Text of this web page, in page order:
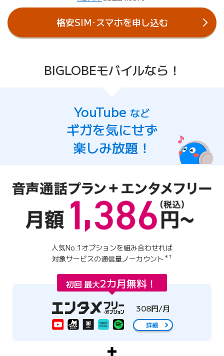
格安SIM･スマホを申し込む
BIGLOBEモバイルなら！
YouTube など
ギガを気にせず
楽しみ放題！
人気No.1オプションを組み合わせれば
対象サービスの通信量ノーカウント ＊1
初回 最大2カ月無料！
308円/月
詳細